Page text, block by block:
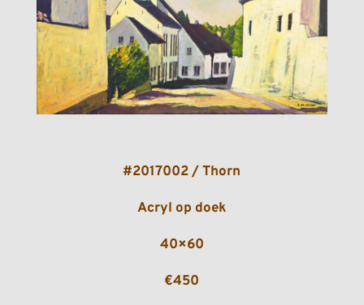
#2017002 / Thorn
Acryl op doek
40×60
€450